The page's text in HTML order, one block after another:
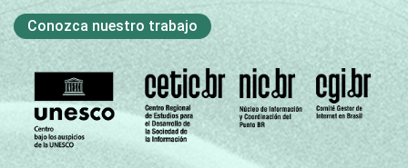
Conozca nuestro trabajo